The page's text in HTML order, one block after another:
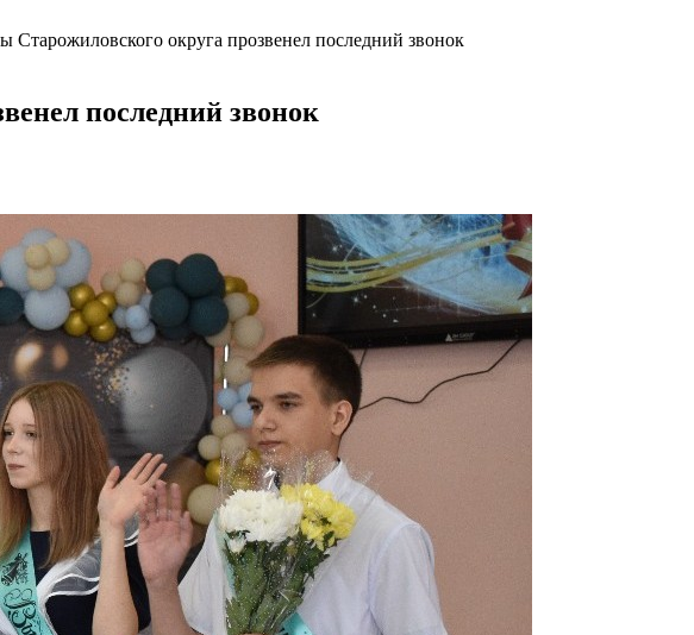
округа прозвенел последний звонок
последний звонок